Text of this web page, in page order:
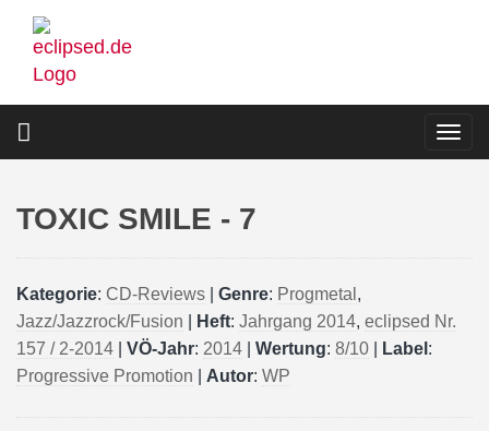
Direkt
zum
Inhalt
TOXIC SMILE - 7
Kategorie: CD-Reviews Genre: Progmetal ,
Jazz/Jazzrock/Fusion
Heft: Jahrgang 2014, eclipsed Nr.
157 / 2-2014
VÖ-Jahr: 2014 Wertung: 8/10 Label :
Progressive Promotion
Autor: WP